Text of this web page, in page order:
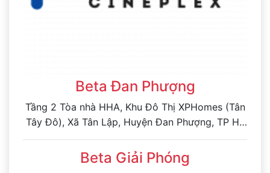
Beta Đan Phượng
Tầng 2 Tòa nhà HHA, Khu Đô Thị XPHomes (Tân
Tây Đô), Xã Tân Lập, Huyện Đan Phượng, TP Hà
Nội
Beta Giải Phóng